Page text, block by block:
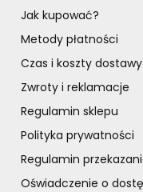
Jak kupować?
Metody płatności
Czas i koszty dostawy
Zwroty i reklamacje
Regulamin sklepu
Polityka prywatności
Regulamin
Oświadczenie o